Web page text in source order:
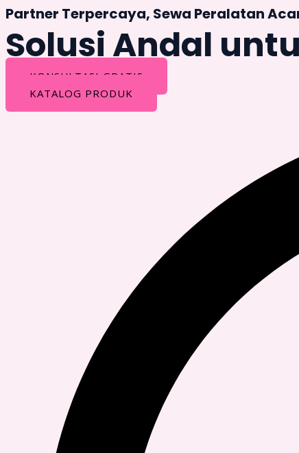
Partner Terpercaya, Sewa Peralatan
Solusi Andal
KONSULTASI GRATIS
KATALOG PRODUK